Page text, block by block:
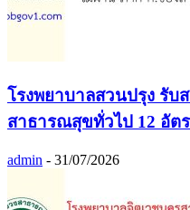
โรงพยาบาลสวนปรุง รับ
สาธารณสุขทั่วไป 12 อัต
admin - 31/07/2026